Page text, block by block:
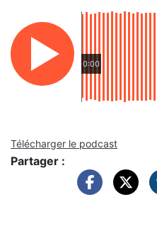
0:00
Télécharger le podcast
Partager :